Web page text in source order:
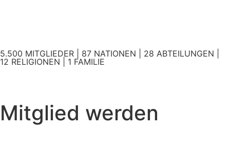
5.500 MITGLIEDER | 87 NATIONEN | 28 ABTEILUNGEN |
12 RELIGIONEN | 1 FAMILIE
Mitglied werden